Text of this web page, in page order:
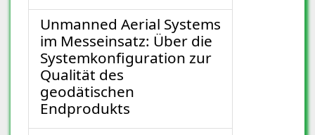
Unmanned Aerial Systems
im Messeinsatz: Über die
Systemkonfiguration zur
Qualität des
geodätischen
Endprodukts